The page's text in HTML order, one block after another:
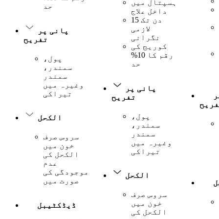
حد
پانی پر
تفریح
پول،
سمندر،
سمندر
وغیرہ میں
تیراکی
الکحل
سروس صرف
خون میں
الکحل کی
عدم
موجودگی کی
صورت میں
ڈیڈکٹیبل
ہسپتال میں
داخل علاج
15 دن تک
لازمی
نگرانی
کوریج کی
رقم کا 10%
حد
پانی پر
تفریح
پول،
سمندر،
سمندر
وغیرہ میں
تیراکی
الکحل
سروس صرف
خون میں
الکحل کی